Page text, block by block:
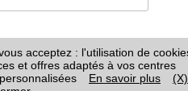
-Informations Légales /
-Nous contacter
acceptez : l'utilisation de
et offres adaptés à vos centres
En savoir plus
(X)